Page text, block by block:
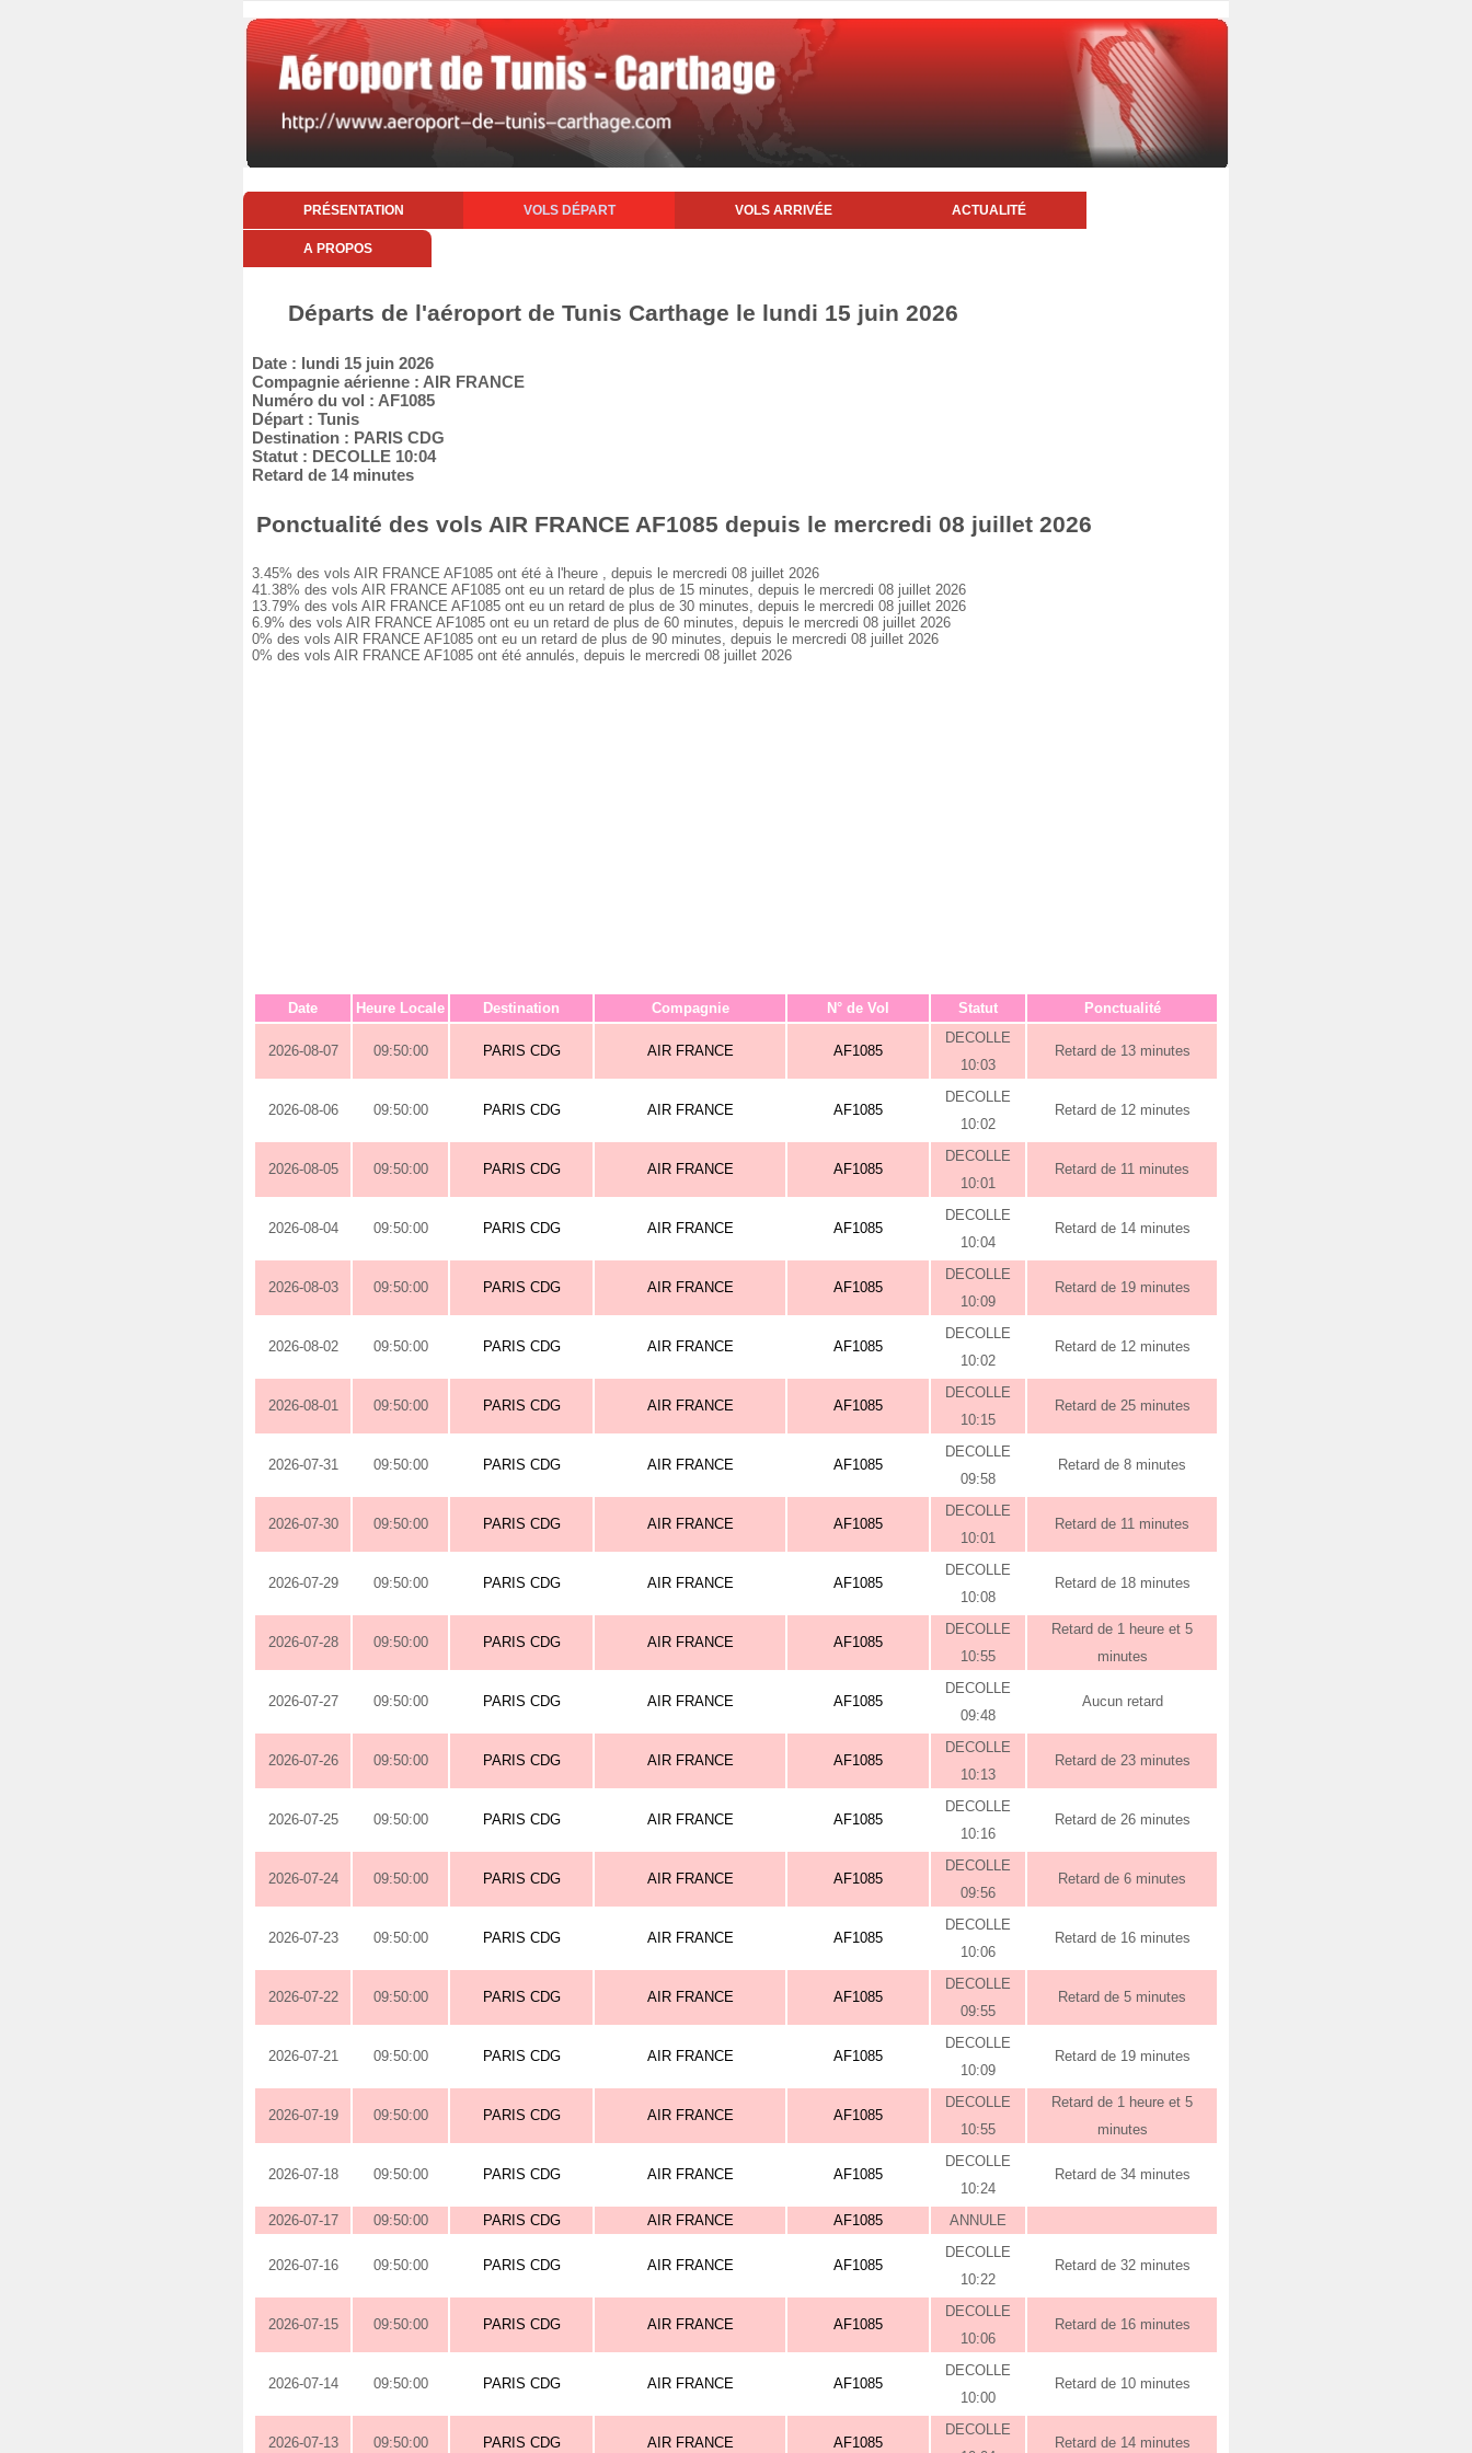
PRÉSENTATION VOLS DÉPART VOLS ARRIVÉE ACTUALITÉ
A PROPOS
Départs de l'aéroport de Tunis Carthage le lundi 15 juin 2026
Date : lundi 15 juin 2026
Compagnie aérienne : AIR FRANCE
Numéro du vol : AF1085
Départ : Tunis
Destination : PARIS CDG
Statut : DECOLLE 10:04
Retard de 14 minutes
Ponctualité des vols AIR FRANCE AF1085 depuis le mercredi 08 juillet 2026
3.45% des vols AIR FRANCE AF1085 ont été à l'heure , depuis le mercredi 08 juillet 2026
41.38% des vols AIR FRANCE AF1085 ont eu un retard de plus de 15 minutes, depuis le mercredi 08 juillet 2026
13.79% des vols AIR FRANCE AF1085 ont eu un retard de plus de 30 minutes, depuis le mercredi 08 juillet 2026
6.9% des vols AIR FRANCE AF1085 ont eu un retard de plus de 60 minutes, depuis le mercredi 08 juillet 2026
0% des vols AIR FRANCE AF1085 ont eu un retard de plus de 90 minutes, depuis le mercredi 08 juillet 2026
0% des vols AIR FRANCE AF1085 ont été annulés, depuis le mercredi 08 juillet 2026
Date Heure Locale Destination Compagnie N° de Vol Statut Ponctualité
2026-08-07 09:50:00 PARIS CDG AIR FRANCE AF1085
DECOLLE
10:03
Retard de 13 minutes
2026-08-06 09:50:00 PARIS CDG AIR FRANCE AF1085
DECOLLE
10:02
Retard de 12 minutes
2026-08-05 09:50:00 PARIS CDG AIR FRANCE AF1085
DECOLLE
10:01
Retard de 11 minutes
2026-08-04 09:50:00 PARIS CDG AIR FRANCE AF1085
DECOLLE
10:04
Retard de 14 minutes
2026-08-03 09:50:00 PARIS CDG AIR FRANCE AF1085
DECOLLE
10:09
Retard de 19 minutes
2026-08-02 09:50:00 PARIS CDG AIR FRANCE AF1085
DECOLLE
10:02
Retard de 12 minutes
2026-08-01 09:50:00 PARIS CDG AIR FRANCE AF1085
DECOLLE
10:15
Retard de 25 minutes
2026-07-31 09:50:00 PARIS CDG AIR FRANCE AF1085
DECOLLE
09:58
Retard de 8 minutes
2026-07-30 09:50:00 PARIS CDG AIR FRANCE AF1085
DECOLLE
10:01
Retard de 11 minutes
2026-07-29 09:50:00 PARIS CDG AIR FRANCE AF1085
DECOLLE
10:08
Retard de 18 minutes
2026-07-28 09:50:00 PARIS CDG AIR FRANCE AF1085
DECOLLE
10:55
Retard de 1 heure et 5
minutes
2026-07-27 09:50:00 PARIS CDG AIR FRANCE AF1085
DECOLLE
09:48
Aucun retard
2026-07-26 09:50:00 PARIS CDG AIR FRANCE AF1085
DECOLLE
10:13
Retard de 23 minutes
2026-07-25 09:50:00 PARIS CDG AIR FRANCE AF1085
DECOLLE
10:16
Retard de 26 minutes
2026-07-24 09:50:00 PARIS CDG AIR FRANCE AF1085
DECOLLE
09:56
Retard de 6 minutes
2026-07-23 09:50:00 PARIS CDG AIR FRANCE AF1085
DECOLLE
10:06
Retard de 16 minutes
2026-07-22 09:50:00 PARIS CDG AIR FRANCE AF1085
DECOLLE
09:55
Retard de 5 minutes
2026-07-21 09:50:00 PARIS CDG AIR FRANCE AF1085
DECOLLE
10:09
Retard de 19 minutes
2026-07-19 09:50:00 PARIS CDG AIR FRANCE AF1085
DECOLLE
10:55
Retard de 1 heure et 5
minutes
2026-07-18 09:50:00 PARIS CDG AIR FRANCE AF1085
DECOLLE
10:24
Retard de 34 minutes
2026-07-17 09:50:00 PARIS CDG AIR FRANCE AF1085 ANNULE
2026-07-16 09:50:00 PARIS CDG AIR FRANCE AF1085
DECOLLE
10:22
Retard de 32 minutes
2026-07-15 09:50:00 PARIS CDG AIR FRANCE AF1085
DECOLLE
10:06
Retard de 16 minutes
2026-07-14 09:50:00 PARIS CDG AIR FRANCE AF1085
DECOLLE
10:00
Retard de 10 minutes
2026-07-13 09:50:00 PARIS CDG AIR FRANCE AF1085
DECOLLE
Retard de 14 minutes